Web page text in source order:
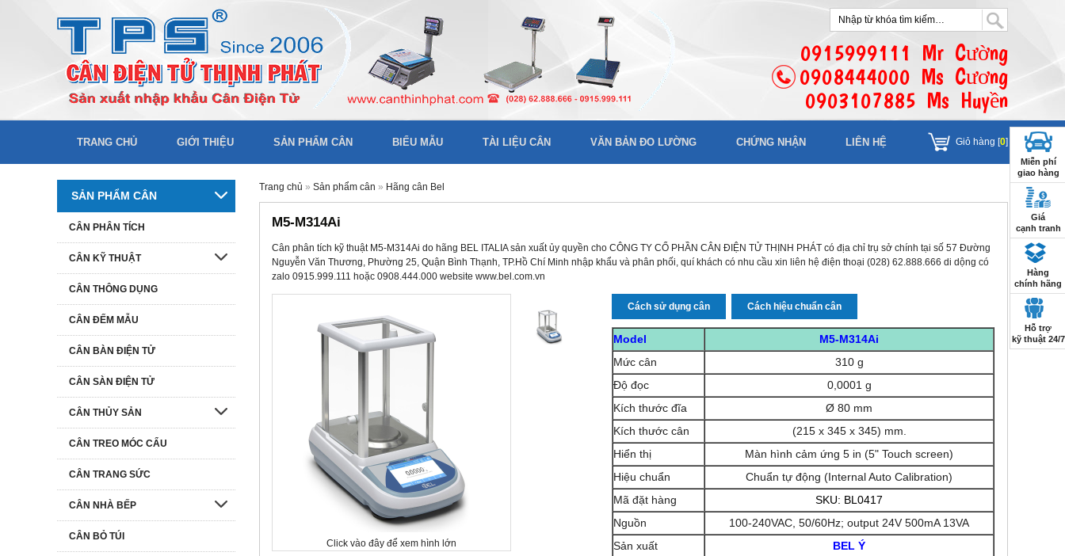
0915999111 Mr Cường
0908444000 Ms Cương
0903107885 Ms Huyền
TRANG CHỦ GIỚI THIỆU SẢN PHẨM CÂN BIỂU MẪU TÀI LIỆU CÂN VĂN BẢN ĐO LƯỜNG CHỨNG NHẬN LIÊN HỆ Giỏ hàng [0]
Trang chủ » Sản phẩm cân » Hãng cân Bel
M5-M314Ai
Cân phân tích kỹ thuật M5-M314Ai do hãng BEL ITALIA sản xuất ủy quyền cho CÔNG TY CỔ PHẦN CÂN ĐIỆN TỬ THỊNH PHÁT có địa chỉ trụ sở chính tại số 57 Đường
Nguyễn Văn Thương, Phường 25, Quận Bình Thạnh, TP.Hồ Chí Minh nhập khẩu và phân phối, quí khách có nhu cầu xin liên hệ điện thoại (028) 62.888.666 di dộng có
zalo 0915.999.111 hoặc 0908.444.000 website www.bel.com.vn
Click vào đây để xem hình lớn
Cách sử dụng cân Cách hiệu chuẩn cân
Model
M5-M314Ai
Mức cân
310 g
Độ đọc
0,0001 g
Kích thước đĩa
Ø 80 mm
Kích thước cân
(215 x 345 x 345) mm.
Hiển thị
Màn hình cảm ứng 5 in (5" Touch screen)
Hiệu chuẩn
Chuẩn tự động (Internal Auto Calibration)
Mã đặt hàng
SKU: BL0417
Nguồn
100-240VAC, 50/60Hz; output 24V 500mA 13VA
Sản xuất
BEL Ý
SẢN PHẨM CÂN
CÂN PHÂN TÍCH
CÂN KỸ THUẬT
CÂN THÔNG DỤNG
CÂN ĐẾM MẪU
CÂN BÀN ĐIỆN TỬ
CÂN SÀN ĐIỆN TỬ
CÂN THỦY SẢN
CÂN TREO MÓC CẨU
CÂN TRANG SỨC
CÂN NHÀ BẾP
CÂN BỎ TÚI
Miễn phí
giao hàng
Giá
cạnh tranh
Hàng
chính hãng
Hỗ trợ
kỹ thuật 24/7